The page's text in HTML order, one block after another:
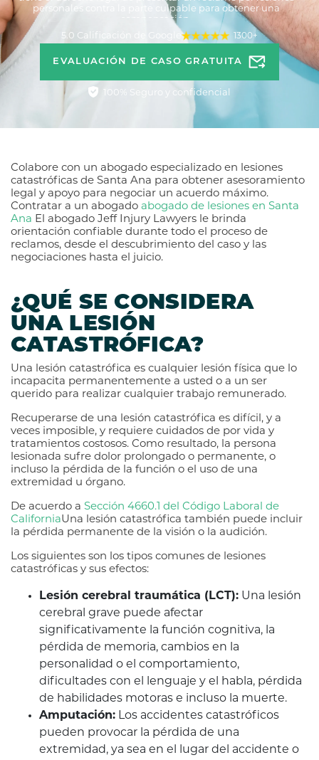
personales contra la parte culpable para obtener una
compensación.
EVALUACIÓN DE CASO GRATUITA
100% Seguro y confidencial
1300+
5.0 Calificación de Google
Colabore con un abogado especializado en lesiones
catastróficas de Santa Ana para obtener asesoramiento
legal y apoyo para negociar un acuerdo máximo.
Contratar a un abogado abogado de lesiones en Santa
Ana El abogado Jeff Injury Lawyers le brinda
orientación confiable durante todo el proceso de
reclamos, desde el descubrimiento del caso y las
negociaciones hasta el juicio.
¿QUÉ SE CONSIDERA
UNA LESIÓN
CATASTRÓFICA?
Una lesión catastrófica es cualquier lesión física que lo
incapacita permanentemente a usted o a un ser
querido para realizar cualquier trabajo remunerado.
Recuperarse de una lesión catastrófica es difícil, y a
veces imposible, y requiere cuidados de por vida y
tratamientos costosos. Como resultado, la persona
lesionada sufre dolor prolongado o permanente, o
incluso la pérdida de la función o el uso de una
extremidad u órgano.
De acuerdo a Sección 4660.1 del Código Laboral de
CaliforniaUna lesión catastrófica también puede incluir
la pérdida permanente de la visión o la audición.
Los siguientes son los tipos comunes de lesiones
catastróficas y sus efectos:
Lesión cerebral traumática (LCT): Una lesión
cerebral grave puede afectar
significativamente la función cognitiva, la
pérdida de memoria, cambios en la
personalidad o el comportamiento,
dificultades con el lenguaje y el habla, pérdida
de habilidades motoras e incluso la muerte.
Amputación: Los accidentes catastróficos
pueden provocar la pérdida de una
extremidad, ya sea en el lugar del accidente o